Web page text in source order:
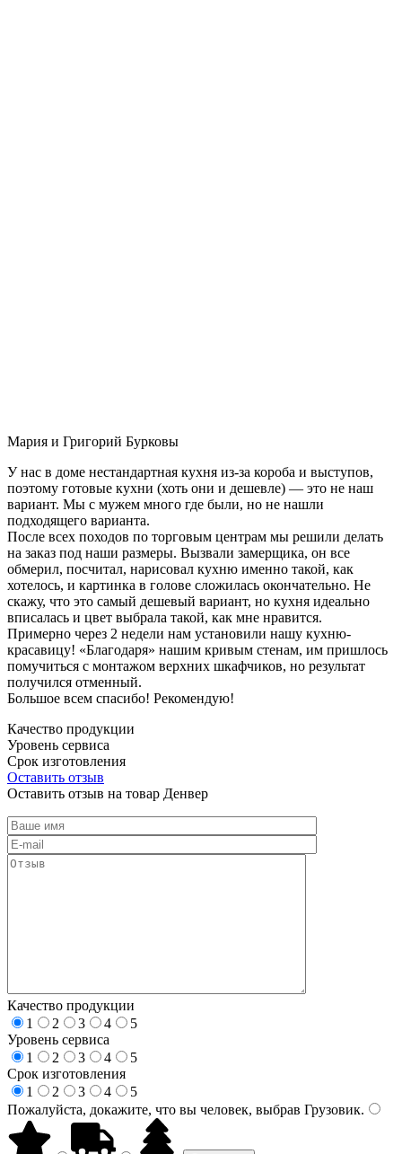
Мария и Григорий Бурковы
У нас в доме нестандартная кухня из-за короба и выступов,
поэтому готовые кухни (хоть они и дешевле) — это не наш
вариант. Мы с мужем много где были, но не нашли
подходящего варианта.
После всех походов по торговым центрам мы решили делать
на заказ под наши размеры. Вызвали замерщика, он все
обмерил, посчитал, нарисовал кухню именно такой, как
хотелось, и картинка в голове сложилась окончательно. Не
скажу, что это самый дешевый вариант, но кухня идеально
вписалась и цвет выбрала такой, как мне нравится.
Примерно через 2 недели нам установили нашу кухню-
красавицу! «Благодаря» нашим кривым стенам, им пришлось
помучиться с монтажом верхних шкафчиков, но результат
получился отменный.
Большое всем спасибо! Рекомендую!
Качество продукции
Уровень сервиса
Срок изготовления
Оставить отзыв
Оставить отзыв на товар Денвер
Качество продукции
1
2 3 4
5
Уровень сервиса
1
2 3 4
5
Срок изготовления
1
2 3 4
5
Пожалуйста, докажите, что вы человек, выбрав Грузовик.